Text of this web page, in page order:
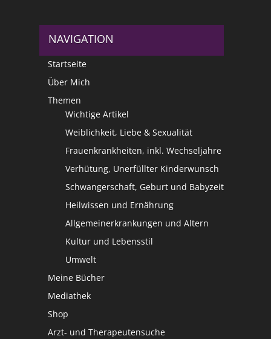
NAVIGATION
Startseite
Über Mich
Themen
Wichtige Artikel
Weiblichkeit, Liebe & Sexualität
Frauenkrankheiten, inkl. Wechseljahre
Verhütung, Unerfüllter Kinderwunsch
Schwangerschaft, Geburt und Babyzeit
Heilwissen und Ernährung
Allgemeinerkrankungen und Altern
Kultur und Lebensstil
Umwelt
Meine Bücher
Mediathek
Shop
Arzt- und Therapeutensuche